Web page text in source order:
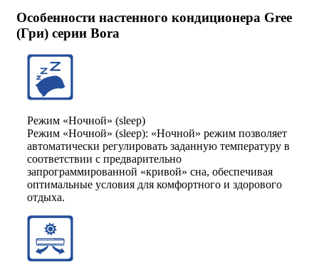
Особенности настенного кондиционера Gree
(Гри) серии Bora
Режим «Ночной» (sleep)
Режим «Ночной» (sleep): «Ночной» режим позволяет
автоматически регулировать заданную температуру в
соответствии с предварительно
запрограммированной «кривой» сна, обеспечивая
оптимальные условия для комфортного и здорового
отдыха.